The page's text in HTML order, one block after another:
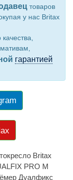
товаров
у нас Britax
гарантией
Britax
PRO M
Дуалфикс